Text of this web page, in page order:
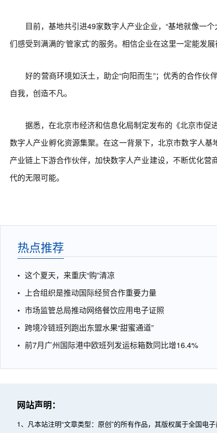
目前，基地共引进49家数字人产业企业，“基地就像一个
们感受到满满的‘管家式’的服务。相信企业在这里一定能发
好的营商环境如沃土，助企“向阳而生”；优秀的合作伙
自我，创造不凡。
据悉，在北京市经济和信息化局制定发布的《北京市促
数字人产业孵化资源集聚。在这一背景下，北京市数字人
产业链上下游合作伙伴，加快数字人产业建设，不断优化
代的无限可能。
热点推荐
这个夏天，来重庆“购”清凉
上合组织是推动国际经贸合作重要力量
市场监管总局推动网络餐饮应用电子证照
跨境冷链班列跑出东盟水果“甜蜜通道”
前7月广州国际港中欧班列发运标箱数同比增16.4%
网站声明：
1、凡本站注明“文章类型：原创”的所有作品，其版权属于全国电